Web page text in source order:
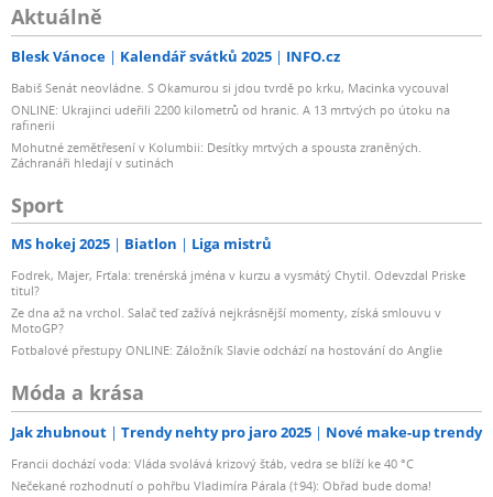
Aktuálně
Blesk Vánoce Kalendář svátků 2025 INFO.cz
Babiš Senát neovládne. S Okamurou si jdou tvrdě po krku, Macinka vycouval
ONLINE: Ukrajinci udeřili 2200 kilometrů od hranic. A 13 mrtvých po útoku na
rafinerii
Mohutné zemětřesení v Kolumbii: Desítky mrtvých a spousta zraněných.
Záchranáři hledají v sutinách
Sport
MS hokej 2025 Biatlon Liga mistrů
Fodrek, Majer, Frťala: trenérská jména v kurzu a vysmátý Chytil. Odevzdal Priske
titul?
Ze dna až na vrchol. Salač teď zažívá nejkrásnější momenty, získá smlouvu v
MotoGP?
Fotbalové přestupy ONLINE: Záložník Slavie odchází na hostování do Anglie
Móda a krása
Jak zhubnout Trendy nehty pro jaro 2025 Nové make-up trendy
Francii dochází voda: Vláda svolává krizový štáb, vedra se blíží ke 40 °C
Nečekané rozhodnutí o pohřbu Vladimíra Párala (†94): Obřad bude doma!